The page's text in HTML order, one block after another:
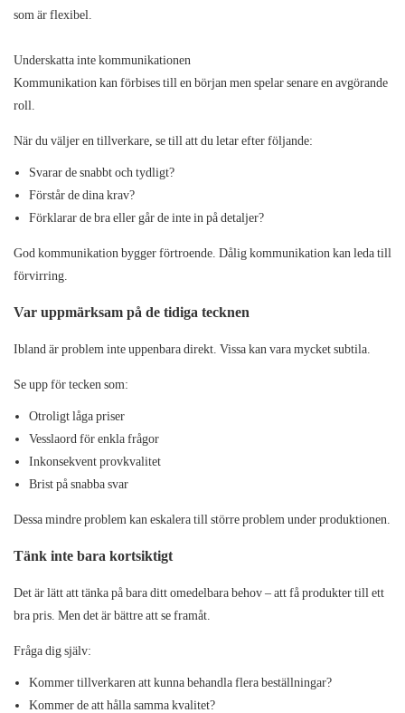
som är flexibel.
Underskatta inte kommunikationen
Kommunikation kan förbises till en början men spelar senare en avgörande
roll.
När du väljer en tillverkare, se till att du letar efter följande:
Svarar de snabbt och tydligt?
Förstår de dina krav?
Förklarar de bra eller går de inte in på detaljer?
God kommunikation bygger förtroende. Dålig kommunikation kan leda till
förvirring.
Var uppmärksam på de tidiga tecknen
Ibland är problem inte uppenbara direkt. Vissa kan vara mycket subtila.
Se upp för tecken som:
Otroligt låga priser
Vesslaord för enkla frågor
Inkonsekvent provkvalitet
Brist på snabba svar
Dessa mindre problem kan eskalera till större problem under produktionen.
Tänk inte bara kortsiktigt
Det är lätt att tänka på bara ditt omedelbara behov – att få produkter till ett
bra pris. Men det är bättre att se framåt.
Fråga dig själv:
Kommer tillverkaren att kunna behandla flera beställningar?
Kommer de att hålla samma kvalitet?